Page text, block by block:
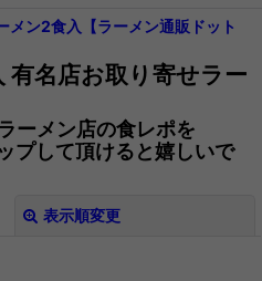
メン2食入【ラーメン通販ドット
有名店お取り寄せラー
ーメン店の食レポを
プして頂けると嬉しいで
表示順変更